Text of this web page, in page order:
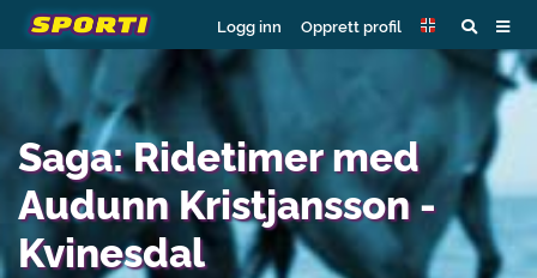
Logg inn Opprett profil
Saga: Ridetimer med
Audunn Kristjansson -
Kvinesdal